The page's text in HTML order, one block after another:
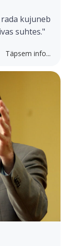
kujuneb
suhtes."
Täpsem info...